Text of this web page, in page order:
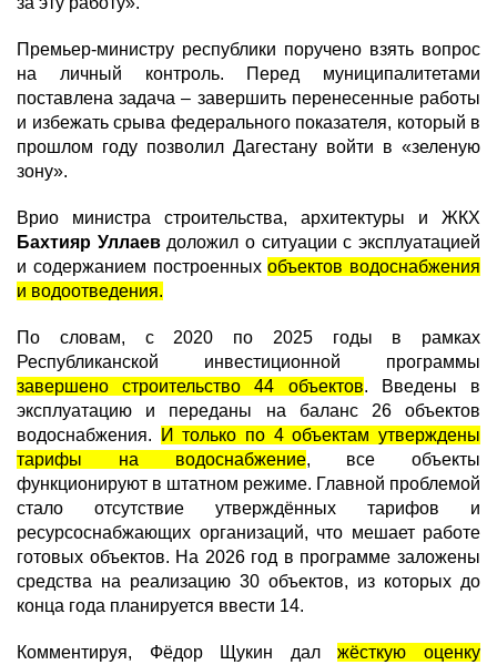
Премьер-министру республики поручено взять вопрос
на личный контроль. Перед муниципалитетами
поставлена задача – завершить перенесенные работы
и избежать срыва федерального показателя, который в
прошлом году позволил Дагестану войти в «зеленую
зону».
Врио министра строительства, архитектуры и ЖКХ
Бахтияр Уллаевдоложил о ситуации с эксплуатацией
и содержанием построенныхобъектов водоснабжения
и водоотведения.
По словам, с 2020 по 2025 годы в рамках
Республиканской инвестиционной программы
завершено строительство 44 объектов. Введены в
эксплуатацию и переданы на баланс 26 объектов
водоснабжения.
И только по 4 объектам утверждены
тарифы на водоснабжение, все объекты
функционируют в штатном режиме. Главной проблемой
стало отсутствие утверждённых тарифов и
ресурсоснабжающих организаций, что мешает работе
готовых объектов. На 2026 год в программе заложены
средства на реализацию 30 объектов, из которых до
конца года планируется ввести 14.
Комментируя, Фёдор Щукин далжёсткую оценку